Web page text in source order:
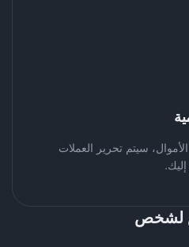
سيتم تحرير العملات
لشخص